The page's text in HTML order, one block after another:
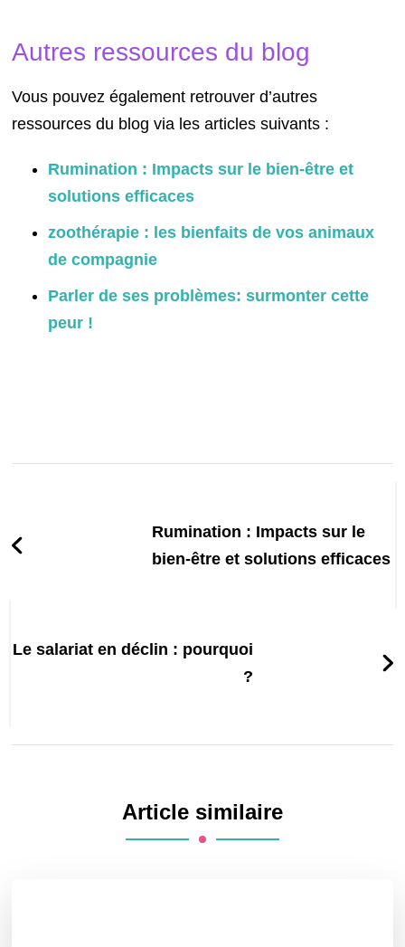
Autres ressources du blog
Vous pouvez également retrouver d’autres
ressources du blog via les articles suivants :
Rumination : Impacts sur le bien-être et
solutions efficaces
zoothérapie : les bienfaits de vos animaux
de compagnie
Parler de ses problèmes: surmonter cette
peur !
NavigationRumination : Impacts sur le
bien-être et solutions efficaces
Le salariat en déclin : pourquoi
?
Article similaire